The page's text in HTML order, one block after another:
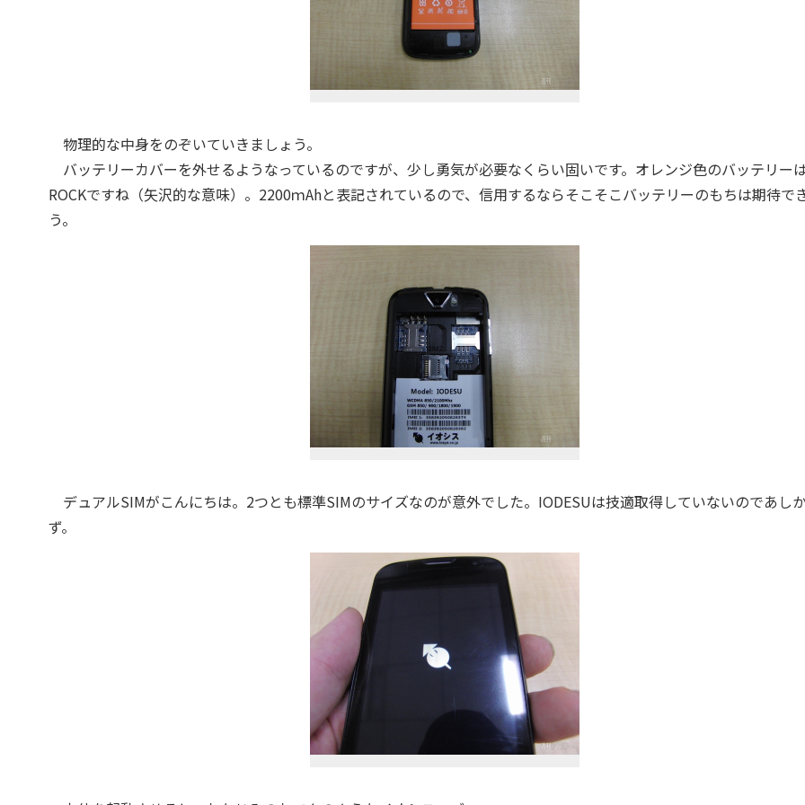
物理的な中身をのぞいていきましょう。
バッテリーカバーを外せるようなっているのですが、少し勇気が必要なくらい固いです。オレンジ色のバッテリー
ROCKですね（矢沢的な意味）。2200ｍAhと表記されているので、信用するならそこそこバッテリーのもちは期待で
う。
デュアルSIMがこんにちは。2つとも標準SIMのサイズなのが意外でした。IODESUは技適取得していないのであし
ず。